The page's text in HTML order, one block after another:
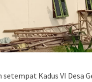
Kadus VI Desa